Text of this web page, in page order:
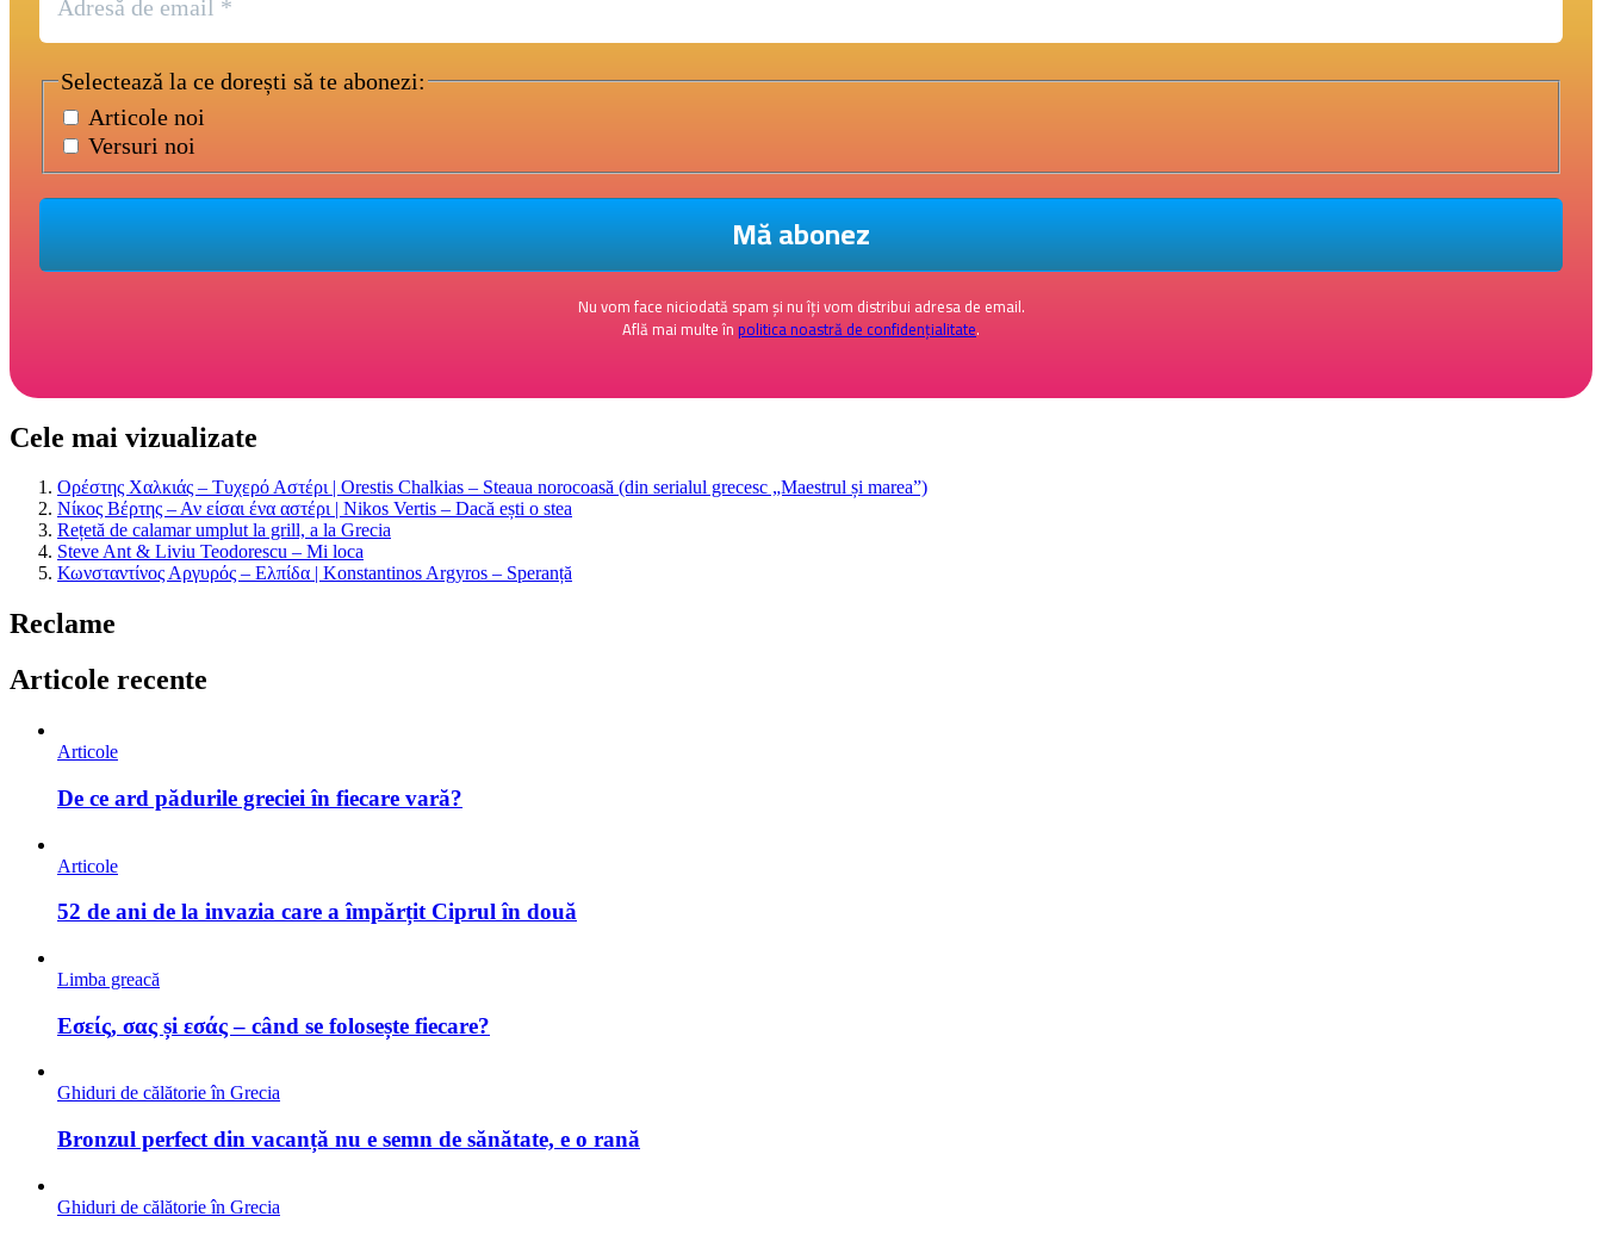
Selectează la ce dorești să te abonezi:
Articole noi
Versuri noi
Nu vom face niciodată spam și nu îți vom distribui adresa de email.
Află mai multe înpolitica noastră de confidențialitate.
Cele mai vizualizate
Ορέστης Χαλκιάς – Τυχερό Αστέρι | Orestis Chalkias – Steaua norocoasă (din serialul grecesc „Maestrul și marea”)
Νίκος Βέρτης – Αν είσαι ένα αστέρι | Nikos Vertis – Dacă ești o stea
Rețetă de calamar umplut la grill, a la Grecia
Steve Ant & Liviu Teodorescu – Mi loca
Κωνσταντίνος Αργυρός – Ελπίδα | Konstantinos Argyros – Speranță
Reclame
Articole recente
Articole
De ce ard pădurile greciei în fiecare vară?
Articole
52 de ani de la invazia care a împărțit Ciprul în două
Limba greacă
Εσείς, σας și εσάς – când se folosește fiecare?
Ghiduri de călătorie în Grecia
Bronzul perfect din vacanță nu e semn de sănătate, e o rană
Ghiduri de călătorie în Grecia